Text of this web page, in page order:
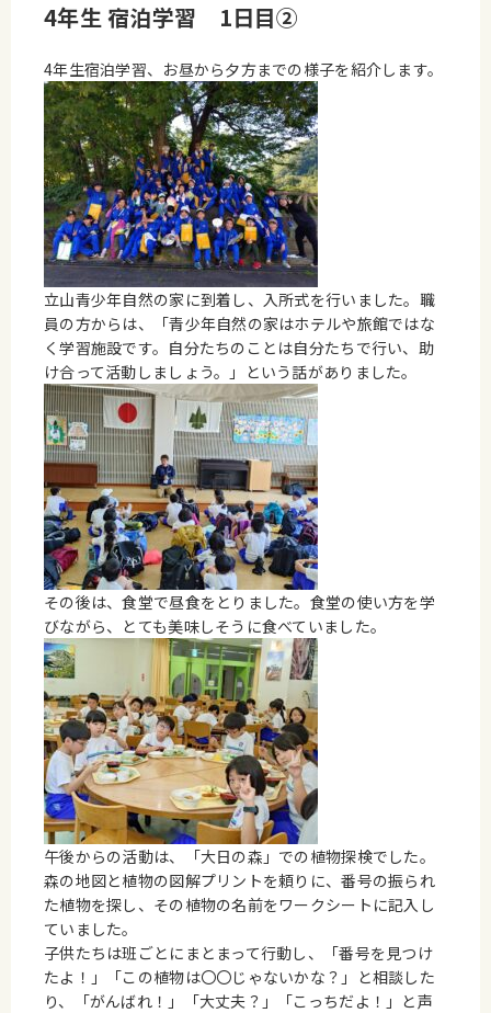
4年生 宿泊学習 1日目②
4年生宿泊学習、お昼から夕方までの様子を紹介します。
立山青少年自然の家に到着し、入所式を行いました。職
員の方からは、「青少年自然の家はホテルや旅館ではな
く学習施設です。自分たちのことは自分たちで行い、助
け合って活動しましょう。」という話がありました。
その後は、食堂で昼食をとりました。食堂の使い方を学
びながら、とても美味しそうに食べていました。
午後からの活動は、「大日の森」での植物探検でした。
森の地図と植物の図解プリントを頼りに、番号の振られ
た植物を探し、その植物の名前をワークシートに記入し
ていました。
子供たちは班ごとにまとまって行動し、「番号を見つけ
たよ！」「この植物は〇〇じゃないかな？」と相談した
り、「がんばれ！」「大丈夫？」「こっちだよ！」と声